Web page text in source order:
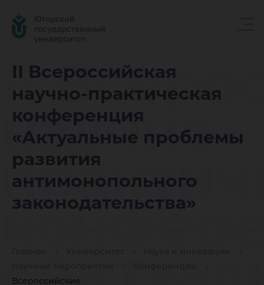
II Всероссийская
научно-практическая
конференция
«Актуальные проблемы
развития
антимонопольного
законодательства»
Всероссийские
II
научно-